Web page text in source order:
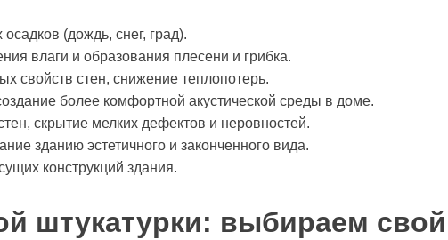
(дождь, снег, град).
влаги и образования плесени и грибка.
свойств стен, снижение теплопотерь.
более комфортной акустической среды в доме.
скрытие мелких дефектов и неровностей.
зданию эстетичного и законченного вида.
конструкций здания.
штукатурки: выбираем свой